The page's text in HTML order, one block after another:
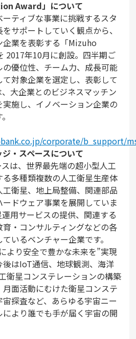
Award」について
ティブな事業に挑戦するスタ
サポートしていく観点から、
企業を表彰する「Mizuho
2017年10月に創設。四半期ご
優位性、チーム力、成長可能
対象企業を選定し、表彰して
大企業とのビジネスマッチン
施し、イノベーション企業の
corporate/b_support/
・スペースについて
は、世界最先端の超小型人工
多種類複数の人工衛星生産体
衛星、地上局整備、関連部品
ドウェア事業を展開していま
用サービスの提供、関連する
・コンサルティングなどの各
いるベンチャー企業です。
より安全で豊かな未来を”実現
はIoT通信、地球観測、海洋
衛星コンステレーションの構築
面活動にむけた衛星コンステ
探査など、あらゆる宇宙ニー
より誰でも手が届く宇宙の開